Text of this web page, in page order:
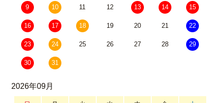
9 10 11 12 13 14 15
16 17 18 19 20 21 22
23 24 25 26 27 28 29
30 31
2026年09月